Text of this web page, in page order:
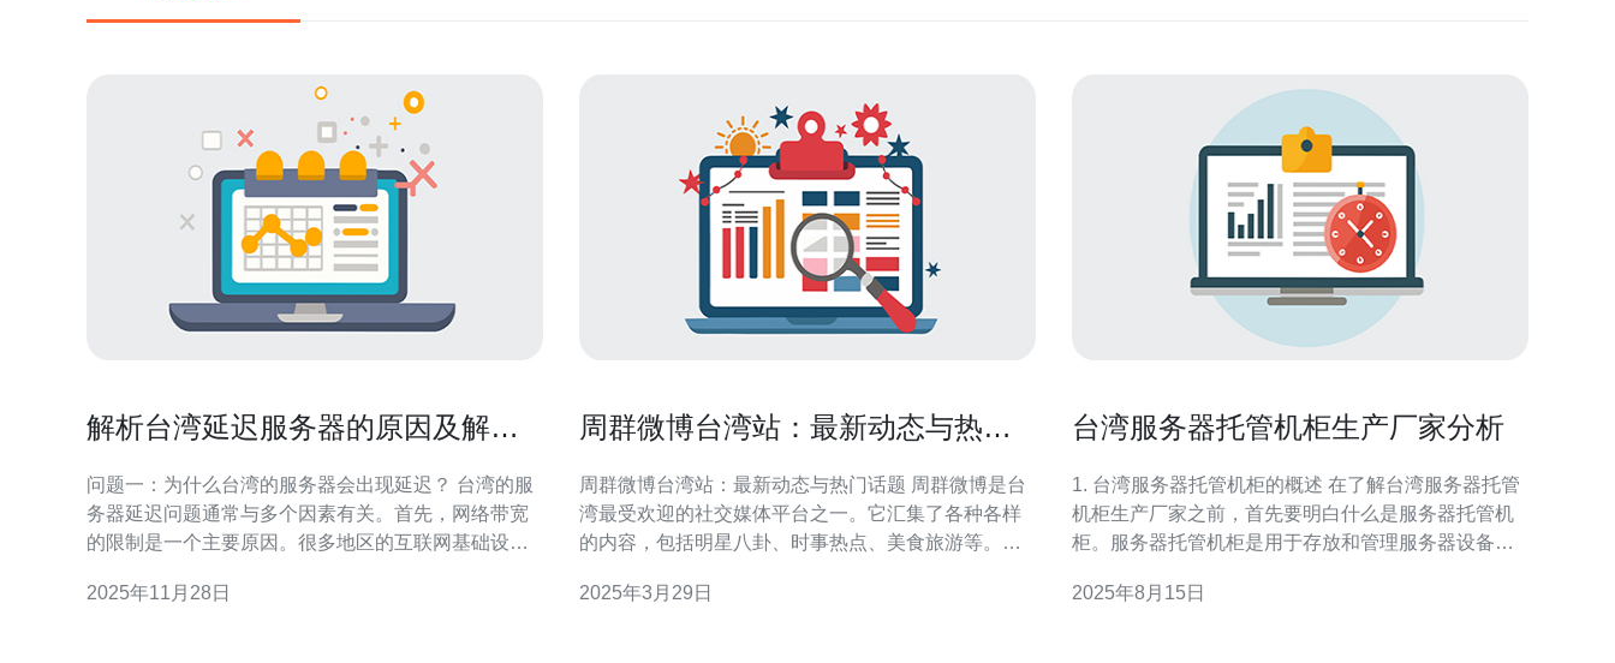
解析台湾延迟服务器的原因及解决
问题一：为什么台湾的服务器会出现延迟？ 台湾的服
务器延迟问题通常与多个因素有关。首先，网络带宽
的限制是一个主要原因。很多地区的互联网基础设施
数据中心的地理位置也会影响延迟，尤其是如果数据
2025年11月28日
周群微博台湾站：最新动态与热门
周群微博台湾站：最新动态与热门话题 周群微博是台
湾最受欢迎的社交媒体平台之一。它汇集了各种各样
的内容，包括明星八卦、时事热点、美食旅游等。在
的话题，并与其他用户互动交流。 周群微博台湾站一
2025年3月29日
台湾服务器托管机柜生产厂家分析
1. 台湾服务器托管机柜的概述 在了解台湾服务器托管
机柜生产厂家之前，首先要明白什么是服务器托管机
柜。服务器托管机柜是用于存放和管理服务器设备的
计不仅需要考虑到设备的安全性，还需要保证良好的
2025年8月15日